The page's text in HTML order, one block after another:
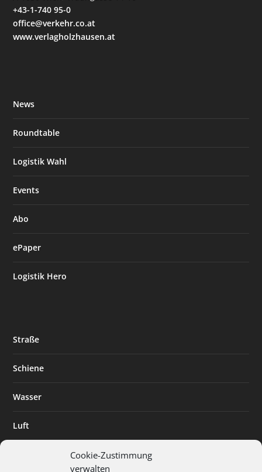
Cookie-Zustimmung
verwalten
+43-1-740 95-0
office@verkehr.co.at
www.verlagholzhausen.at
News
Roundtable
Logistik Wahl
Events
Abo
ePaper
Logistik Hero
Straße
Schiene
Wasser
Luft